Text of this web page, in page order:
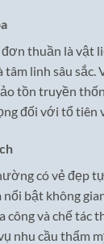
thuần là vật
tâm linh sâu sắc.
tồn truyền
đối với tổ tiên
có vẻ đẹp
nổi bật không
công và chế tác
nhu cầu thẩm